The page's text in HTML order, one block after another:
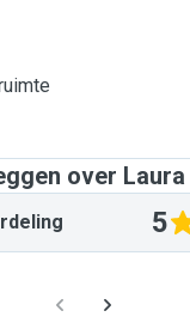
over Laura
5